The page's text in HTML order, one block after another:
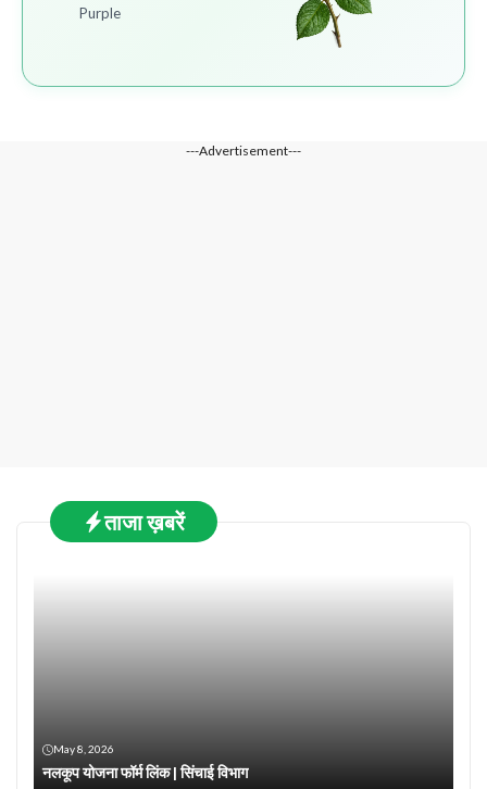
Purple
---Advertisement---
ताजा ख़बरें
May 8, 2026
नलकूप योजना फॉर्म लिंक | सिंचाई विभाग